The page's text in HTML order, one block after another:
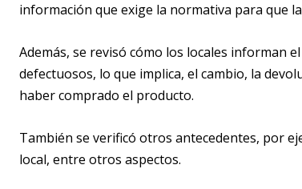
información que exige la normativa para que
Además, se revisó cómo los locales informan
defectuosos, lo que implica, el cambio, la
haber comprado el producto.
También se verificó otros antecedentes, por
local, entre otros aspectos.